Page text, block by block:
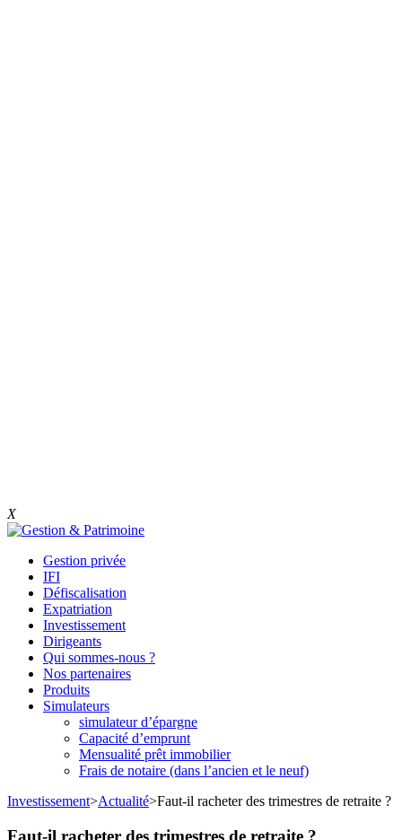
X
Gestion privée
IFI
Défiscalisation
Expatriation
Investissement
Dirigeants
Qui sommes-nous ?
Nos partenaires
Produits
Simulateurs
simulateur d’épargne
Capacité d’emprunt
Mensualité prêt immobilier
Frais de notaire (dans l’ancien et le neuf)
Investissement>Actualité>Faut-il racheter des trimestres de retraite ?
Faut-il racheter des trimestres de retraite ?